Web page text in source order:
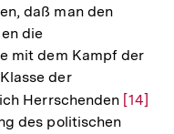
daß man den
die
mit dem Kampf der
der
Herrschenden Zur
[14]
des politischen